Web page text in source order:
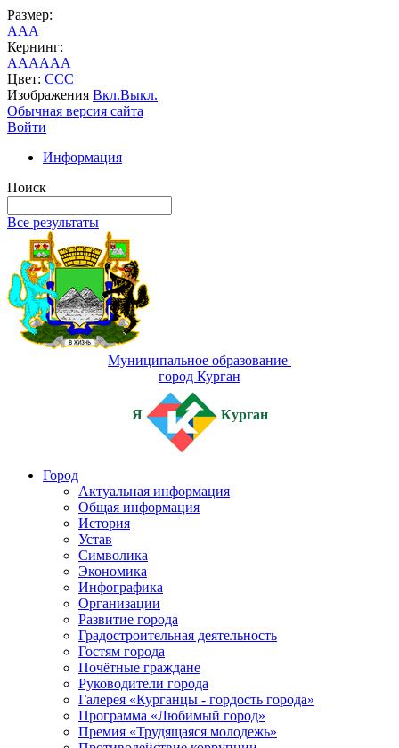
Размер:
AAA
Кернинг:
AAAAAA
Цвет: CCC
Изображения Вкл.Выкл.
Обычная версия сайта
Войти
Информация
Поиск
Все результаты
Муниципальное образование
город Курган
Я Курган
Город
Актуальная информация
Общая информация
История
Устав
Символика
Экономика
Инфографика
Организации
Развитие города
Градостроительная деятельность
Гостям города
Почётные граждане
Руководители города
Галерея «Курганцы - гордость города»
Программа «Любимый город»
Премия «Трудящаяся молодежь»